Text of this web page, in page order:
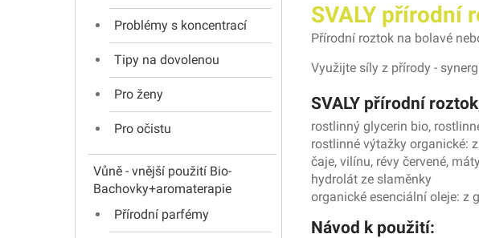
Problémy s koncentrací
Tipy na dovolenou
Pro ženy
Pro očistu
Vůně - vnější použití Bio-
Bachovky+aromaterapie
Přírodní parfémy
SVALY přírodní
Přírodní roztok na bolavé
Využijte síly z přírody -
SVALY přírodní
rostlinný glycerin bio,
rostlinné výtažky organické:
čaje, vilínu, révy červené,
hydrolát ze slaměnky
organické esenciální oleje: z
Návod k použití: